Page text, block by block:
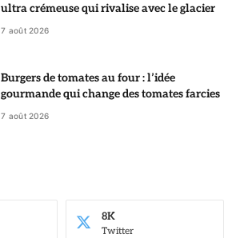
ultra crémeuse qui rivalise avec le glacier
7 août 2026
Burgers de tomates au four : l’idée
gourmande qui change des tomates farcies
7 août 2026
Twitter
8K